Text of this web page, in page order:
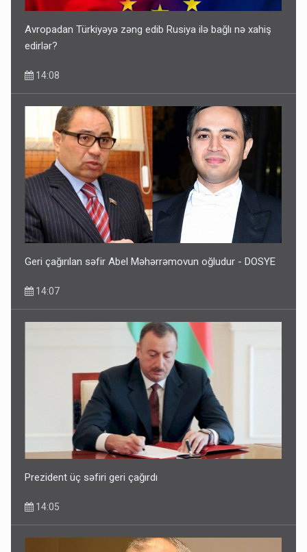
Avropadan Türkiyəyə zəng edib Rusiya ilə bağlı nə xahiş
edirlər?
14:08
Geri çağırılan səfir Abel Məhərrəmovun oğludur - DOSYE
14:07
Prezident üç səfiri geri çağırdı
14:05